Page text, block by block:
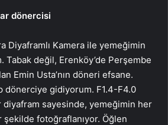
dönercisi
Diyaframlı Kamera ile yemeğimin
Tabak değil, Erenköy’de Perşembe
Emin Usta’nın döneri efsane.
dönerciye gidiyorum. F1.4-F4.0
diyafram sayesinde, yemeğimin her
şekilde fotoğraflanıyor. Öğlen